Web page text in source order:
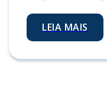
LEIA MAIS